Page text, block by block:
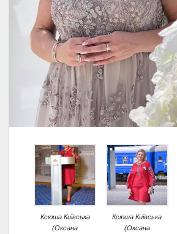
Ксюша Київська
(Оксана
Ксюша Київська
(Оксана